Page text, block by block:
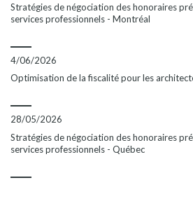
Stratégies de négociation des honoraires
services professionnels - Montréal
4/06/2026
Optimisation de la fiscalité pour les
28/05/2026
Stratégies de négociation des honoraires
services professionnels - Québec